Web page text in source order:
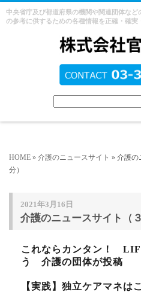
中央省庁及び都道府県の機関や関連団体な
の参考に供するための各種情報を正確・確実
HOME » 介護のニュースサイト » 介護の
分）
2021年3月16日
介護のニュースサイト（
これならカンタン！
う 介護の団体が投稿
【実践】独立ケアマネ